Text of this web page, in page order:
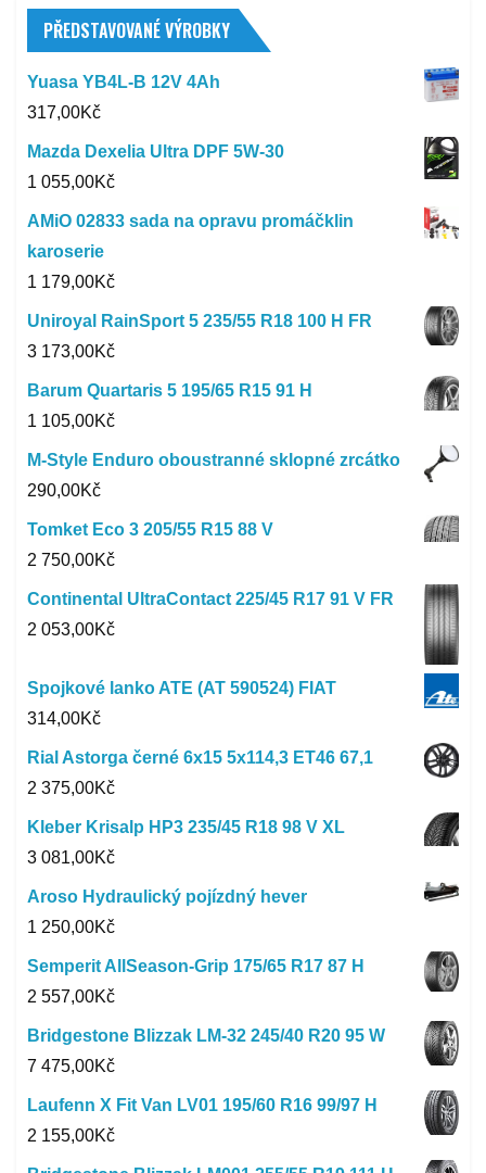
PŘEDSTAVOVANÉ VÝROBKY
Yuasa YB4L-B 12V 4Ah
317,00Kč
Mazda Dexelia Ultra DPF 5W-30
1 055,00Kč
AMiO 02833 sada na opravu promáčklin
karoserie
1 179,00Kč
Uniroyal RainSport 5 235/55 R18 100 H FR
3 173,00Kč
Barum Quartaris 5 195/65 R15 91 H
1 105,00Kč
M-Style Enduro oboustranné sklopné zrcátko
290,00Kč
Tomket Eco 3 205/55 R15 88 V
2 750,00Kč
Continental UltraContact 225/45 R17 91 V FR
2 053,00Kč
Spojkové lanko ATE (AT 590524) FIAT
314,00Kč
Rial Astorga černé 6x15 5x114,3 ET46 67,1
2 375,00Kč
Kleber Krisalp HP3 235/45 R18 98 V XL
3 081,00Kč
Aroso Hydraulický pojízdný hever
1 250,00Kč
Semperit AllSeason-Grip 175/65 R17 87 H
2 557,00Kč
Bridgestone Blizzak LM-32 245/40 R20 95 W
7 475,00Kč
Laufenn X Fit Van LV01 195/60 R16 99/97 H
2 155,00Kč